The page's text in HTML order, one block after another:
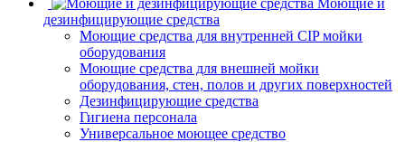
дезинфицирующие средства
Моющие средства для внутренней CIP мойки
оборудования
Моющие средства для внешней мойки
оборудования, стен, полов и других поверхностей
Дезинфицирующие средства
Гигиена персонала
Универсальное моющее средство